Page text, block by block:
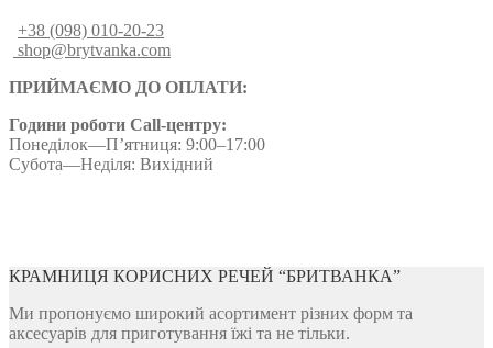
+38 (098) 010-20-23
shop@brytvanka.com
ПРИЙМАЄМО ДО ОПЛАТИ:
Години роботи Call-центру:
Понеділок—П’ятниця: 9:00–17:00
Субота—Неділя: Вихідний
КРАМНИЦЯ КОРИСНИХ РЕЧЕЙ “БРИТВАНКА”
Ми пропонуємо широкий асортимент різних форм та
аксесуарів для приготування їжі та не тільки.